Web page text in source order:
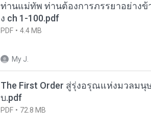
ท่านแม่ทัพ ท่านต้องการภรรยาอย่างข้
ง ch 1-100.pdf
PDF 4.4 MB
My J.
The First Order สู่รุ่งอรุณแห่งมวลมนุ
บ.pdf
PDF 72.8 MB